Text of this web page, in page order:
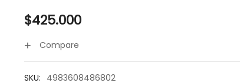
$425.000
Compare
SKU: 4983608486802